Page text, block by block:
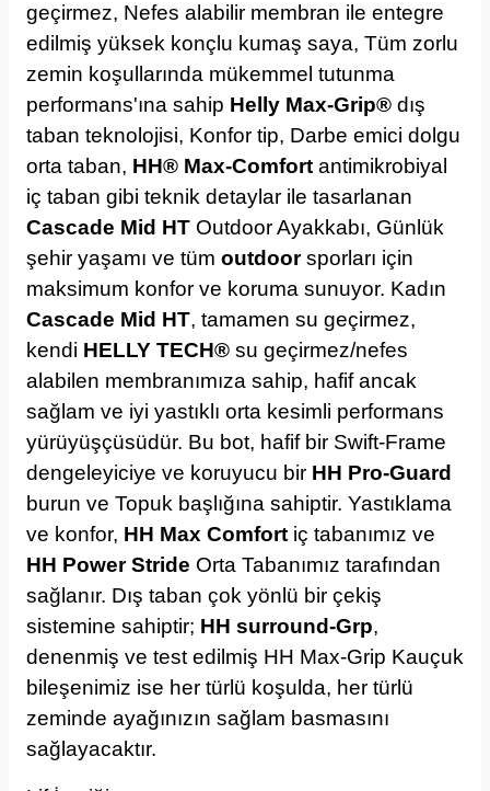
geçirmez, Nefes alabilir membran ile entegre
edilmiş yüksek konçlu kumaş saya, Tüm zorlu
zemin koşullarında mükemmel tutunma
performans'ına sahip Helly Max-Grip® dış
taban teknolojisi, Konfor tip, Darbe emici dolgu
orta taban, HH® Max-Comfort antimikrobiyal
iç taban gibi teknik detaylar ile tasarlanan
Cascade Mid HT Outdoor Ayakkabı, Günlük
şehir yaşamı ve tüm outdoorsporları için
maksimum konfor ve koruma sunuyor. Kadın
Cascade Mid HT, tamamen su geçirmez,
kendi HELLY TECH® su geçirmez/nefes
alabilen membranımıza sahip, hafif ancak
sağlam ve iyi yastıklı orta kesimli performans
yürüyüşçüsüdür. Bu bot, hafif bir Swift-Frame
dengeleyiciye ve koruyucu bir HH Pro-Guard
burun ve Topuk başlığına sahiptir. Yastıklama
ve konfor, HH Max Comfort iç tabanımız ve
HH Power Stride Orta Tabanımız tarafından
sağlanır. Dış taban çok yönlü bir çekiş
sistemine sahiptir; HH surround-Grp,
denenmiş ve test edilmiş HH Max-Grip Kauçuk
bileşenimiz ise her türlü koşulda, her türlü
zeminde ayağınızın sağlam basmasını
sağlayacaktır.